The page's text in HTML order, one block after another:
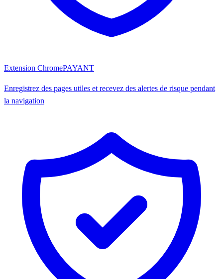
Extension ChromePAYANT
Enregistrez des pages utiles et recevez des alertes de risque pendant
la navigation